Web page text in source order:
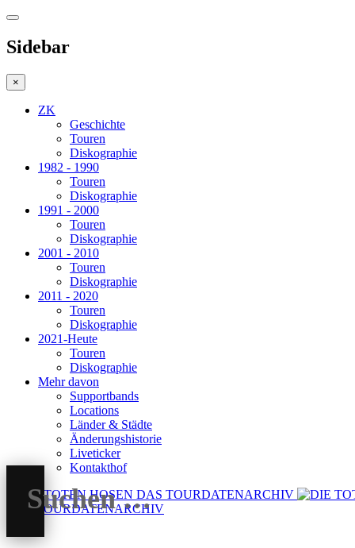
Sidebar
×
ZK
Geschichte
Touren
Diskographie
1982 - 1990
Touren
Diskographie
1991 - 2000
Touren
Diskographie
2001 - 2010
Touren
Diskographie
2011 - 2020
Touren
Diskographie
2021-Heute
Touren
Diskographie
Mehr davon
Supportbands
Locations
Länder & Städte
Änderungshistorie
Liveticker
Kontakthof
DAS TOURDATENARCHIV